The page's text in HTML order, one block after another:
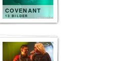
COVENANT
13 BILDER